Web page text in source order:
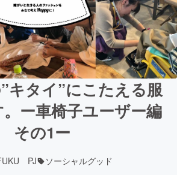
キタイ”にこたえる服
ー車椅子ユーザー編
その1ー
PJ ソーシャルグッド